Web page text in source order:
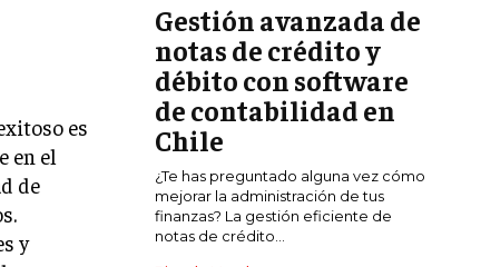
INVESTIGACIÓN DE MERCADO
ANÁLISIS DE COMPETENCIA
GESTIÓN DE CLIENTES
EMPRENDIMIENTO
INNOVACIÓN EMPRESARIAL
GESTIÓN DEL CAMBIO
es
en el
de
y
Gestión avanzada de
notas de crédito y
débito con software
de contabilidad en
Chile
¿Te has preguntado alguna vez cómo
mejorar la administración de tus
finanzas? La gestión eficiente de
notas de crédito...